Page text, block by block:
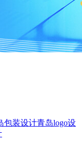
包装设计青岛logo设